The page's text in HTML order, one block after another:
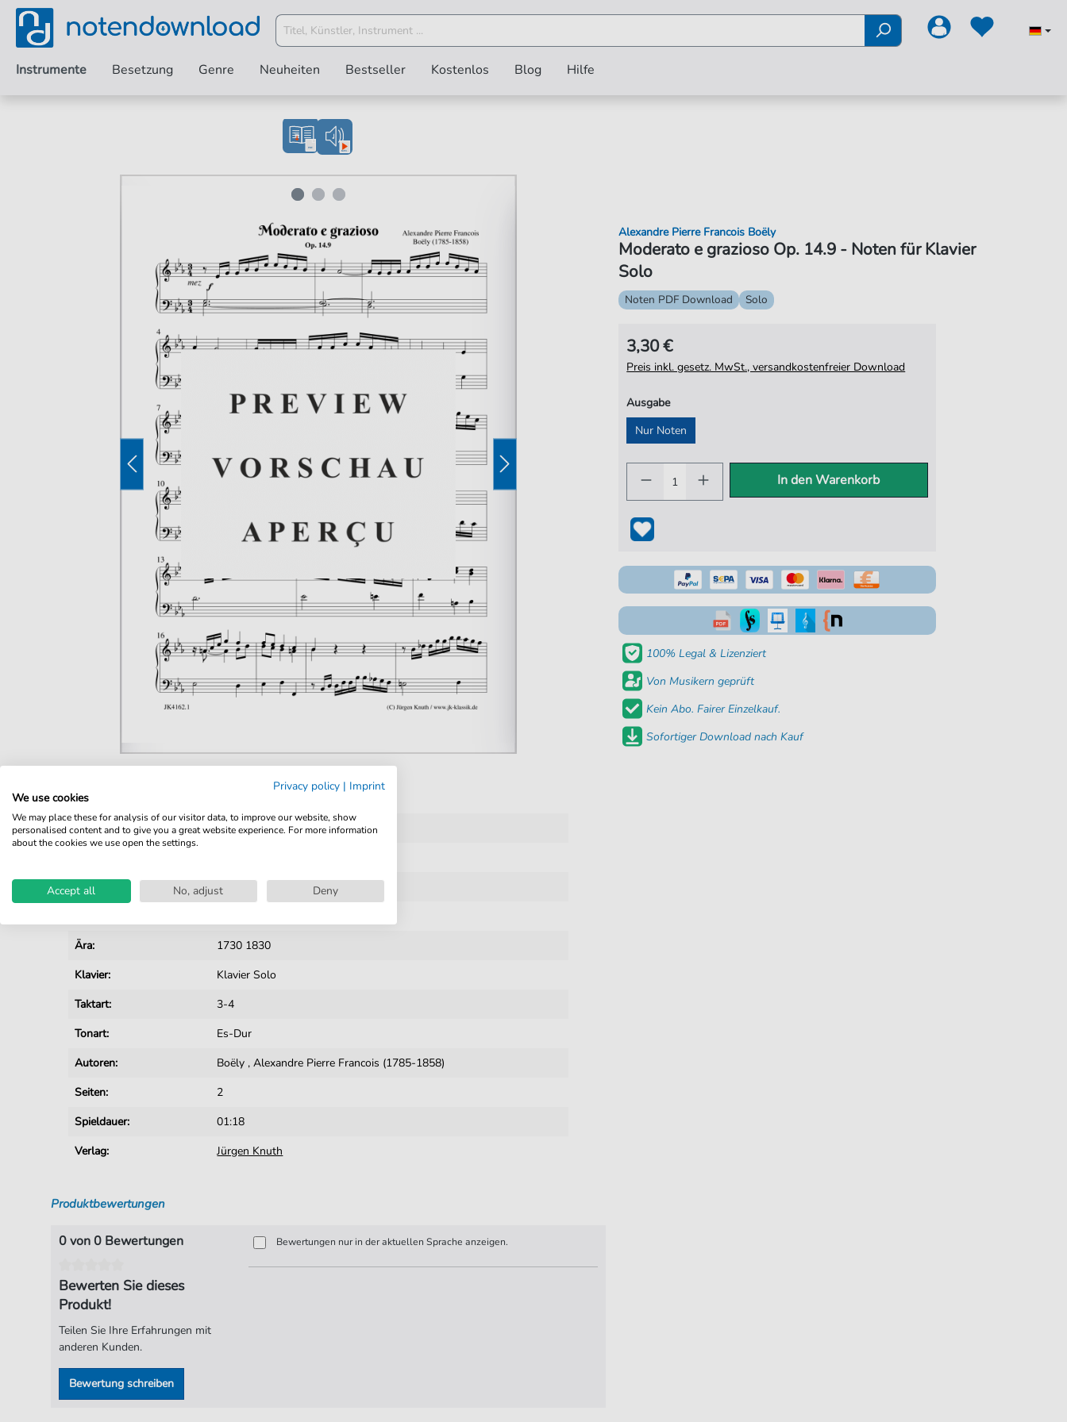
Instrumente Besetzung Genre Neuheiten Bestseller Kostenlos Blog Hilfe
Produktnummer:
JK4162 pdf
Instrumente:
Klavier
Ära:
1730 1830
Klavier:
Klavier Solo
Taktart:
3-4
Tonart:
Es-Dur
Autoren:
Boëly ,Alexandre Pierre Francois (1785-1858)
Seiten:
2
Spieldauer:
01:18
Verlag:
Jürgen Knuth
Moderato e grazioso Op. 14.9 - Noten für Klavier
Solo
Alexandre Pierre Francois Boëly
Noten PDF Download Solo
3,30 €
Preis inkl. gesetz. MwSt., versandkostenfreier Download
Ausgabe
Nur Noten
In den Warenkorb
100% Legal & Lizenziert
Von Musikern geprüft
Kein Abo. Fairer Einzelkauf.
Sofortiger Download nach Kauf
Produktbewertungen
0 von 0 Bewertungen
Bewerten Sie dieses
Produkt!
Teilen Sie Ihre Erfahrungen mit
anderen Kunden.
Bewertung schreiben
Bewertungen nur in der aktuellen Sprache anzeigen.
Privacy policy | Imprint
We use cookies
We may place these for analysis of our visitor data, to improve our website, show
personalised content and to give you a great website experience. For more information
about the cookies we use open the settings.
Accept all No, adjust Deny